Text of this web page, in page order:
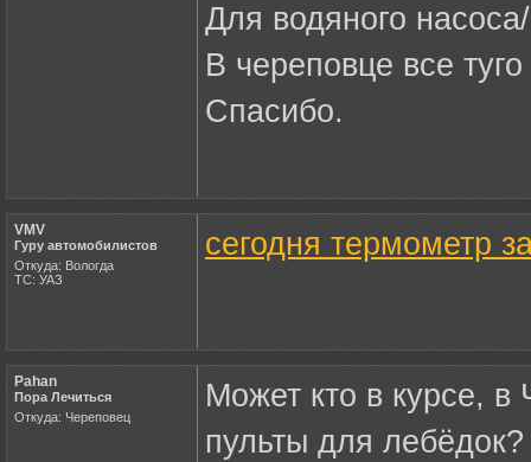
Для водяного
В череповце все
Спасибо.
VMV
Гуру автомобилистов
Откуда: Вологда
ТС: УАЗ
сегодня термометр
Pahan
Пора Лечиться
Откуда: Череповец
Может кто в курсе, в
пульты для